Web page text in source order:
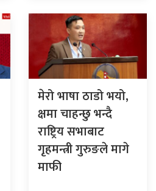
मेरो भाषा ठाडो भयो,
क्षमा चाहन्छु भन्दै
राष्ट्रिय सभाबाट
गृहमन्त्री गुरुङले मागे
माफी